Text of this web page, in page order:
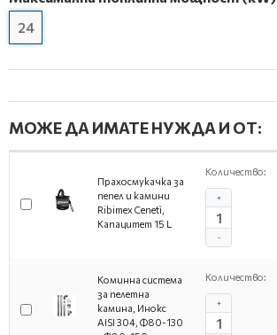
24
МОЖЕ ДА ИМАТЕ НУЖДА И ОТ:
Прахосмукачка за
пепел и камини
Ribimex Cenetì,
Капацитет 15 L
Количество:
-
+
Коминна система
за пелетна
камина, Инокс
AISI 304, Ф80-130
Количество:
+